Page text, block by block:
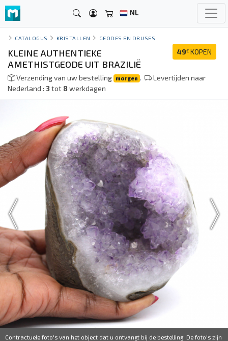
NL
CATALOGUS KRISTALLEN GEODES EN DRUSES
49€ KOPEN
KLEINE AUTHENTIEKE
AMETHISTGEODE UIT BRAZILIË
Verzending van uw bestelling morgen .
Levertijden naar
Nederland : 3tot 8werkdagen
Contractuele foto's van het object dat u ontvangt bij de bestelling. De foto's zijn